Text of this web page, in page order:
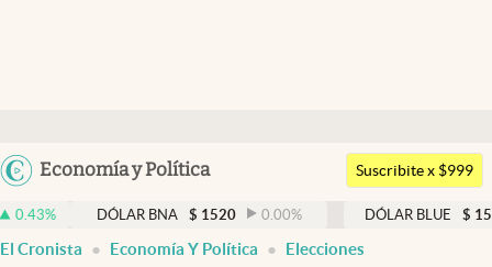
Argentina
Economía y Política
Members
Economía y Política
Finanzas y Mercados
Suscribite x $999
DÓLAR BNA $ 1520 0.00% DÓLAR BLUE $ 1525 -0.33
El Cronista Economía Y Política Elecciones